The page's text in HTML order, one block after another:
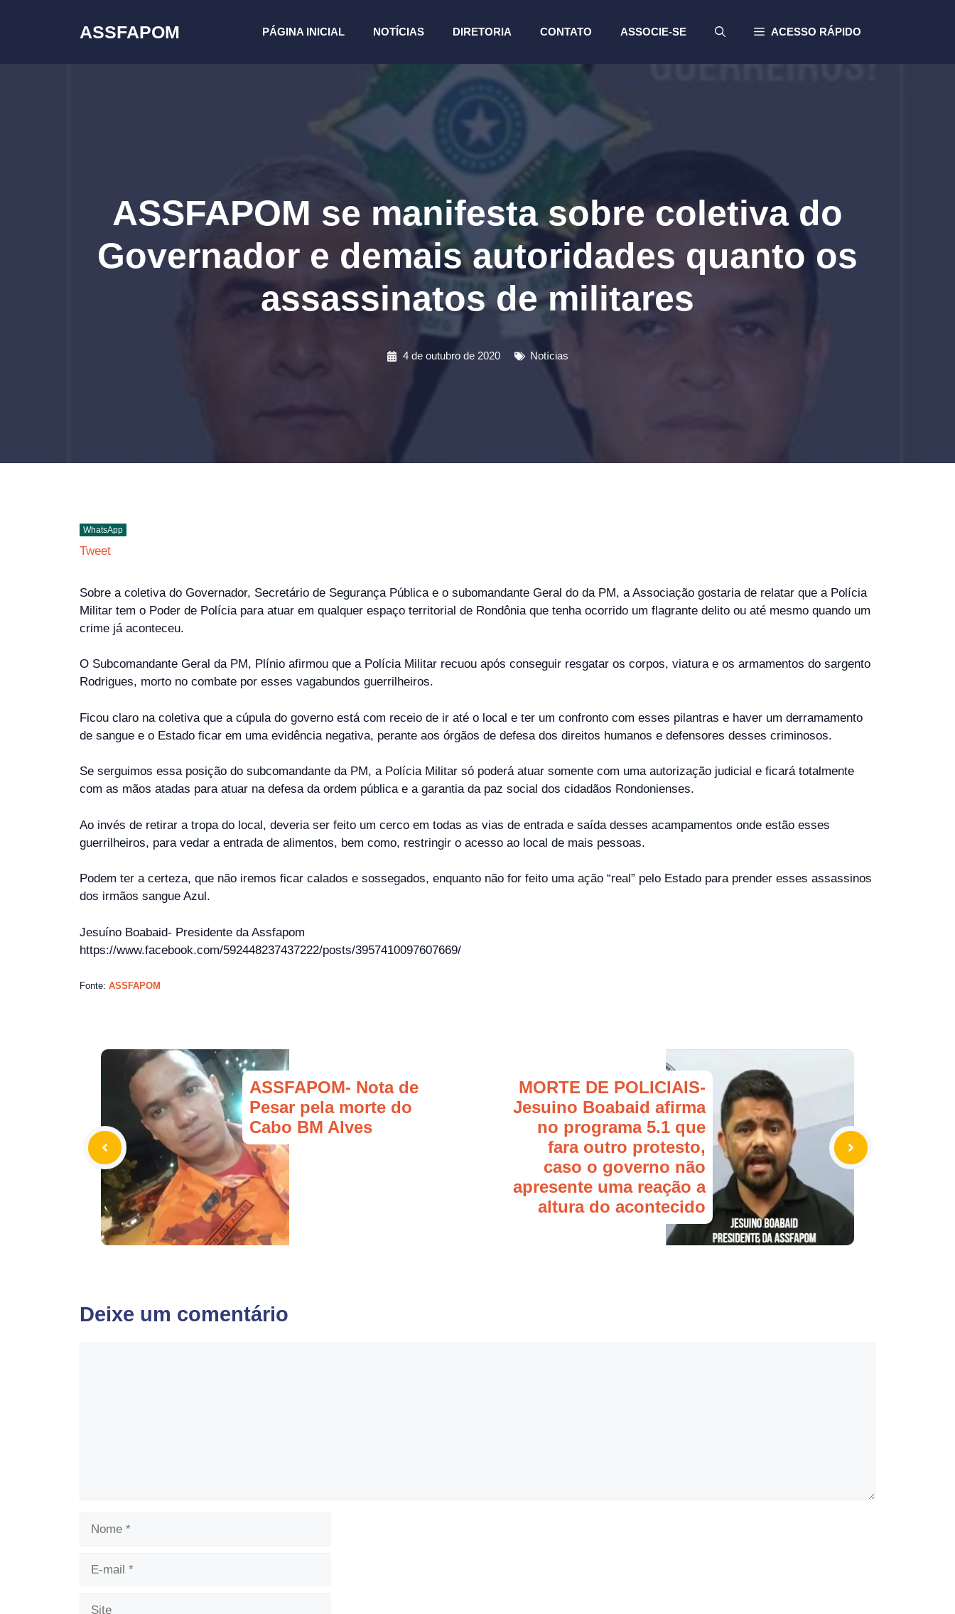
ASSFAPOM PÁGINA INICIAL NOTÍCIAS DIRETORIA CONTATO ASSOCIE-SE ACESSO RÁPIDO
ASSFAPOM se manifesta sobre coletiva do
Governador e demais autoridades quanto os
assassinatos de militares
4 de outubro de 2020 Notícias
WhatsApp
Tweet
Sobre a coletiva do Governador, Secretário de Segurança Pública e o subomandante Geral do da PM, a Associação gostaria de relatar que a Polícia
Militar tem o Poder de Polícia para atuar em qualquer espaço territorial de Rondônia que tenha ocorrido um flagrante delito ou até mesmo quando um
crime já aconteceu.
O Subcomandante Geral da PM, Plínio afirmou que a Polícia Militar recuou após conseguir resgatar os corpos, viatura e os armamentos do sargento
Rodrigues, morto no combate por esses vagabundos guerrilheiros.
Ficou claro na coletiva que a cúpula do governo está com receio de ir até o local e ter um confronto com esses pilantras e haver um derramamento
de sangue e o Estado ficar em uma evidência negativa, perante aos órgãos de defesa dos direitos humanos e defensores desses criminosos.
Se serguimos essa posição do subcomandante da PM, a Polícia Militar só poderá atuar somente com uma autorização judicial e ficará totalmente
com as mãos atadas para atuar na defesa da ordem pública e a garantia da paz social dos cidadãos Rondonienses.
Ao invés de retirar a tropa do local, deveria ser feito um cerco em todas as vias de entrada e saída desses acampamentos onde estão esses
guerrilheiros, para vedar a entrada de alimentos, bem como, restringir o acesso ao local de mais pessoas.
Podem ter a certeza, que não iremos ficar calados e sossegados, enquanto não for feito uma ação “real” pelo Estado para prender esses assassinos
dos irmãos sangue Azul.
Jesuíno Boabaid- Presidente da Assfapom
https://www.facebook.com/592448237437222/posts/3957410097607669/
Fonte: ASSFAPOM
ASSFAPOM- Nota de
Pesar pela morte do
Cabo BM Alves
MORTE DE POLICIAIS-
Jesuino Boabaid afirma
no programa 5.1 que
fara outro protesto,
caso o governo não
apresente uma reação a
altura do acontecido
Deixe um comentário